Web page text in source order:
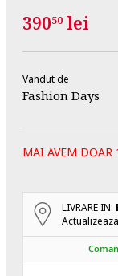
39050 lei
Vandut de
Fashion Days
MAI AVEM DOAR
LIVRARE IN: